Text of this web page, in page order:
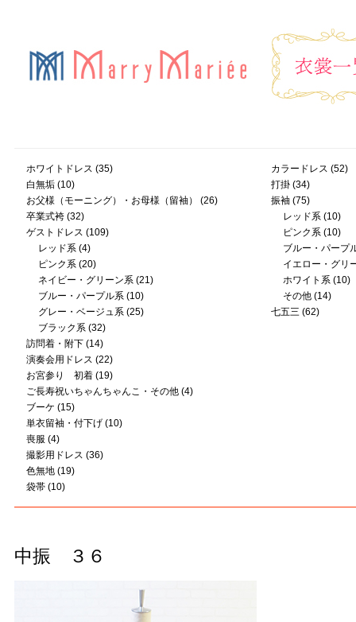
ホワイトドレス (35)
白無垢(10)
お父様（モーニング）・お母様（留袖）
(26)
卒業式袴(32)
ゲストドレス (109)
レッド系(4)
ピンク系(20)
ネイビー・グリーン系(21)
ブルー・パープル系(10)
グレー・ベージュ系(25)
ブラック系(32)
訪問着・附下(14)
演奏会用ドレス (22)
お宮参り 初着(19)
ご長寿祝いちゃんちゃんこ・その他(4)
ブーケ (15)
単衣留袖・付下げ(10)
喪服 (4)
撮影用ドレス (36)
色無地(19)
袋帯(10)
カラードレス (52)
打掛(34)
振袖(75)
レッド系(10)
ピンク系(10)
ブルー・パープ
イエロー・グリ
ホワイト系(10)
その他(14)
七五三 (62)
中振 ３６